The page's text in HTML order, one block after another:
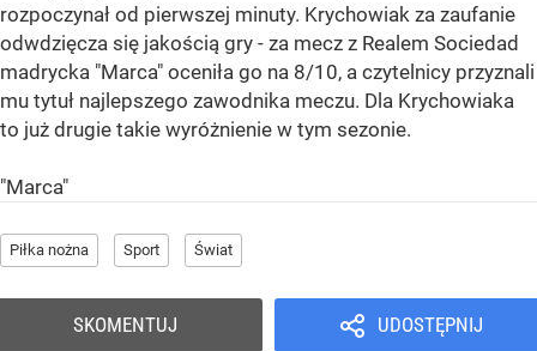
rozpoczynał od pierwszej minuty. Krychowiak za zaufanie
odwdzięcza się jakością gry - za mecz z Realem Sociedad
madrycka "Marca" oceniła go na 8/10, a czytelnicy przyznali
mu tytuł najlepszego zawodnika meczu. Dla Krychowiaka
to już drugie takie wyróżnienie w tym sezonie.
"Marca"
Piłka nożna Sport Świat
UDOSTĘPNIJ
SKOMENTUJ